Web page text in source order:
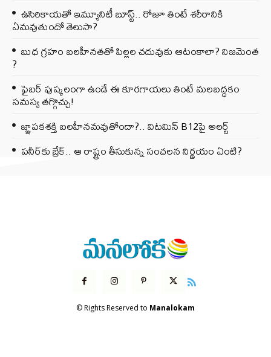
ఉసిరికాయతో ఇమ్యూనిటీ బూస్ట్‌.. రోజూ తింటే శరీరానికి
ఏమవుతుందో తెలుసా?
బుధ గ్రహం బలహీనతతో పిల్లల చదువుకు ఆటంకాలా? నిజమెంత
?
ఫైబర్‌ పుష్కలంగా ఉండే ఈ కూరగాయలు తింటే మలబద్ధకం
సమస్య తగ్గొచ్చు!
జ్ఞాపకశక్తి బలహీనమవుతోందా?.. విటమిన్ B12పై అలర్ట్
పనీర్‌కు బ్రేక్.. ఆ రాష్ట్రం తీసుకున్న సంచలన నిర్ణయం ఏంటి?
© Rights Reserved to Manalokam